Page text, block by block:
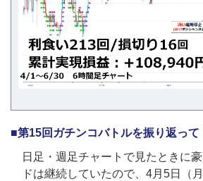
■第15回ガチンコバトルを振り返って
日足・週足チャートで見たときに
ドは継続していたので、4月5日（